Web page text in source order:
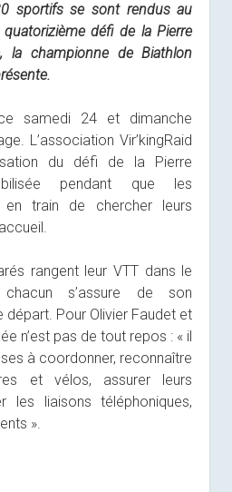
sportifs se sont rendus au
défi de la Pierre
la championne de Biathlon
samedi 24 et dimanche
L’association Vir’kingRaid
du défi de la Pierre
pendant que les
en train de chercher leurs
rangent leur VTT dans le
s’assure de son
départ. Pour Olivier Faudet et
n’est pas de tout repos : « il
à coordonner, reconnaître
et vélos, assurer leurs
les liaisons téléphoniques,
».